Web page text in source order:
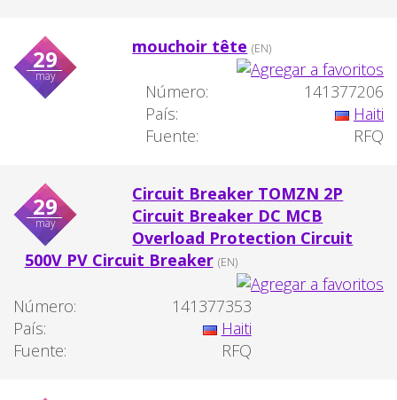
29
may
mouchoir tête (EN)
Número:
141377206
País:
Haiti
Fuente:
RFQ
29
may
Circuit Breaker TOMZN 2P
Circuit Breaker DC MCB
Overload Protection Circuit
500V PV Circuit Breaker (EN)
Número:
141377353
País:
Haiti
Fuente:
RFQ